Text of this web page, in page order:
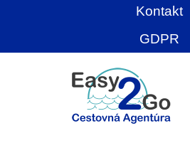
Kontakt
GDPR